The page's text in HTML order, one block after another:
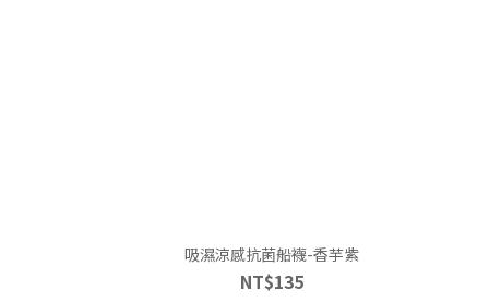
吸濕涼感抗菌船襪-香芋紫
NT$135